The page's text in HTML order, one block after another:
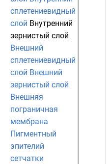
сплетениевидный
слой Внутренний
зернистый слой
Внешний
сплетениевидный
слой Внешний
зернистый слой
Внешняя
пограничная
мембрана
Пигментный
эпителий
сетчатки